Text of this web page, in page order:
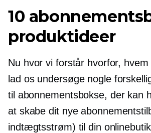
10
produktideer
Nu hvor vi forstår hvorfor, hvem
lad os undersøge nogle
til abonnementsbokse, der kan
at skabe dit nye
indtægtsstrøm) til din